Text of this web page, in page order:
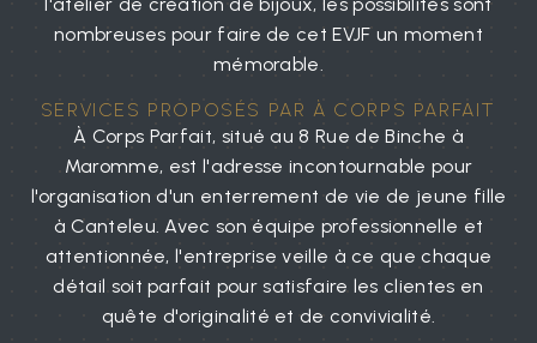
nombreuses pour faire de cet EVJF un moment
mémorable.
SERVICES PROPOSÉS PAR À CORPS PARFAIT
À Corps Parfait, situé au 8 Rue de Binche à
Maromme, est l'adresse incontournable pour
l'organisation d'un enterrement de vie de jeune fille
à Canteleu. Avec son équipe professionnelle et
attentionnée, l'entreprise veille à ce que chaque
détail soit parfait pour satisfaire les clientes en
quête d'originalité et de convivialité.